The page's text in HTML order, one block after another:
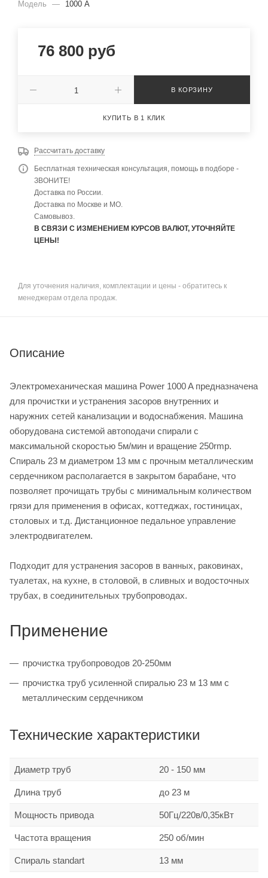
Модель — 1000 A
76 800 руб
В КОРЗИНУ
КУПИТЬ В 1 КЛИК
Рассчитать доставку
Бесплатная техническая консультация, помощь в подборе -
ЗВОНИТЕ!
Доставка по России.
Доставка по Москве и МО.
Самовывоз.
В СВЯЗИ С ИЗМЕНЕНИЕМ КУРСОВ ВАЛЮТ, УТОЧНЯЙТЕ
ЦЕНЫ!
Для уточнения наличия, комплектации и цены - обратитесь к
менеджерам отдела продаж.
Описание
Электромеханическая машина Power 1000 A предназначена
для прочистки и устранения засоров внутренних и
наружних сетей канализации и водоснабжения. Машина
оборудована системой автоподачи спирали с
максимальной скоростью 5м/мин и вращение 250rmp.
Спираль 23 м диаметром 13 мм с прочным металлическим
сердечником располагается в закрытом барабане, что
позволяет прочищать трубы с минимальным количеством
грязи для применения в офисах, коттеджах, гостиницах,
столовых и т.д. Дистанционное педальное управление
электродвигателем.
Подходит для устранения засоров в ванных, раковинах,
туалетах, на кухне, в столовой, в сливных и водосточных
трубах, в соединительных трубопроводах.
Применение
прочистка трубопроводов 20-250мм
прочистка труб усиленной спиралью 23 м 13 мм с
металлическим сердечником
Технические характеристики
Диаметр труб 20 - 150 мм
Длина труб до 23 м
Мощность привода 50Гц/220в/0,35кВт
Частота вращения 250 об/мин
Спираль standart 13 мм